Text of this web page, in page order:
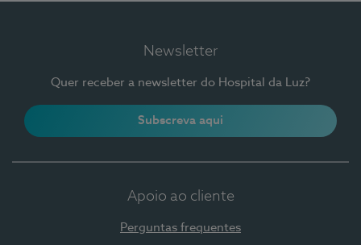
Newsletter
Quer receber a newsletter do Hospital da Luz?
Subscreva aqui
Apoio ao cliente
Perguntas frequentes